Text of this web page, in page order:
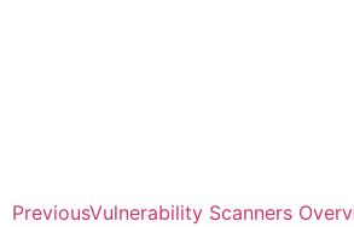
PreviousVulnerability Scanners